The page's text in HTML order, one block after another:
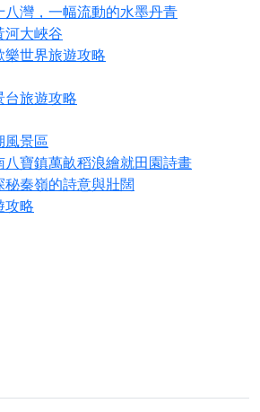
灣，一幅流動的水墨丹青
大峽谷
世界旅遊攻略
旅遊攻略
風景區
寶鎮萬畝稻浪繪就田園詩畫
秦嶺的詩意與壯闊
攻略